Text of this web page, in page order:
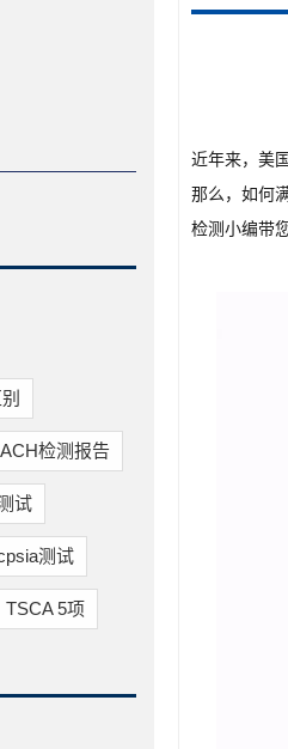
检测报告
试
测试
TSCA 5项
近年来，美
那么，如何
检测小编带